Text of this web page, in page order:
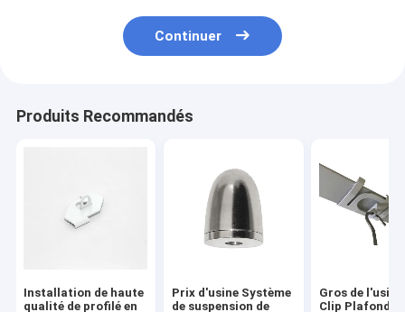
Continuer
Produits Recommandés
Installation de haute
qualité de profilé en
Prix d'usine Système
de suspension de
Gros de
Clip Plafond